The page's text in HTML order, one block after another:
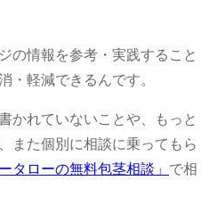
の情報を参考・実践すること
・軽減できるんです。
かれていないことや、もっと
また個別に相談に乗ってもら
タローの無料包茎相談」 で相